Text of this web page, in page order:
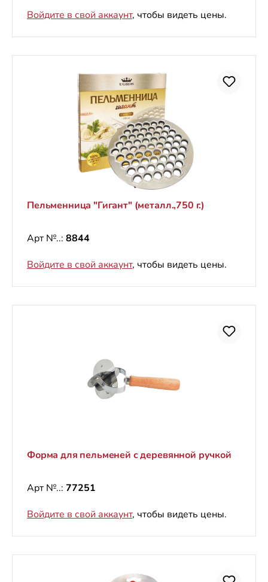
Войдите в свой аккаунт, чтобы видеть цены.
Пельменница "Гигант" (металл.,750 г.)
Арт №..: 8844
Войдите в свой аккаунт, чтобы видеть цены.
Форма для пельменей с деревянной ручкой
Арт №..: 77251
Войдите в свой аккаунт, чтобы видеть цены.